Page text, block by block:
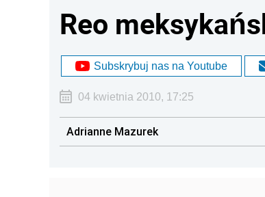
Reo
Subskrybuj nas na Youtube
04 kwietnia 2010, 17:25
Adrianne Mazurek